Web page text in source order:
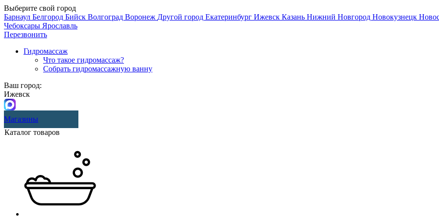
Выберите свой город
Барнаул Белгород Бийск Волгоград Воронеж Другой город Екатеринбург Ижевск Казань Нижний Новгород Новокузнецк
Чебоксары Ярославль
Перезвонить
Гидромассаж
Что такое гидромассаж?
Собрать гидромассажную ванну
Ваш город:
Ижевск
Магазины
Каталог товаров